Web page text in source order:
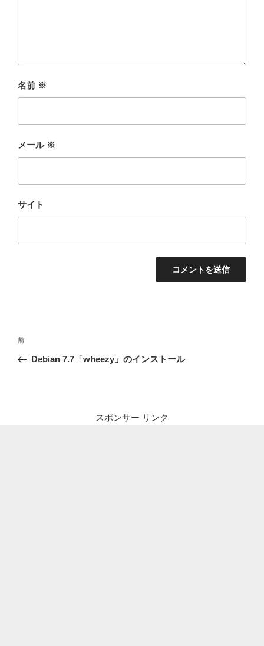
名前 ※
メール ※
サイト
投
ナ
前
の
前
Debian 7.7「wheezy」のインストール
スポンサー リンク